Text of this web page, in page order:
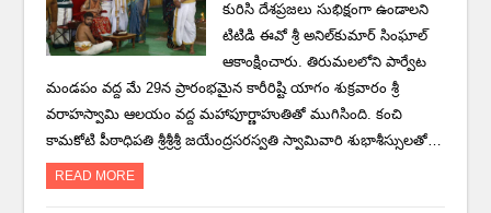
కురిసి దేశప్రజలు సుభిక్షంగా ఉండాలని
టిటిడి ఈవో శ్రీ అనిల్‌కుమార్‌ సింఘాల్‌
ఆకాంక్షించారు. తిరుమలలోని పార్వేట
మండపం వద్ద మే 29న ప్రారంభమైన కారీరిష్టి యాగం శుక్రవారం శ్రీ
వరాహస్వామి ఆలయం వద్ద మహాపూర్ణాహుతితో ముగిసింది. కంచి
కామకోటి పీఠాధిపతి శ్రీశ్రీశ్రీ జయేంద్రసరస్వతి స్వామివారి శుభాశీస్సులతో…
READ MORE